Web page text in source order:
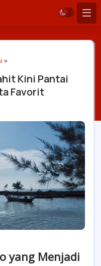
»
Kini Pantai
Favorit
yang Menjadi